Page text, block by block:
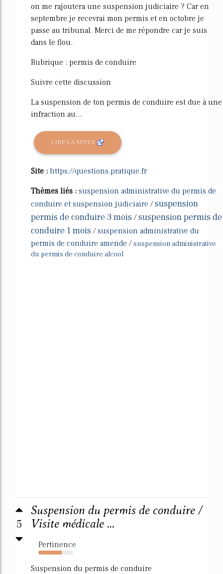
on me rajoutera une suspension judiciaire ? Car en
septembre je recevrai mon permis et en octobre je
passe au tribunal. Merci de me répondre car je suis
dans le flou.
Rubrique : permis de conduire
Suivre cette discussion
La suspension de ton permis de conduire est due à une
infraction au...
LIRE LA SUITE
Site : https://questions.pratique.fr
Thèmes liés : suspension administrative du permis de
conduire et suspension judiciaire /suspension
permis de conduire 3 mois /suspension permis de
conduire 1 mois /suspension administrative du
permis de conduire amende /suspension administrative
du permis de conduire alcool
5
Suspension du permis de conduire /
Visite médicale ...
Pertinence
67%
Suspension du permis de conduire